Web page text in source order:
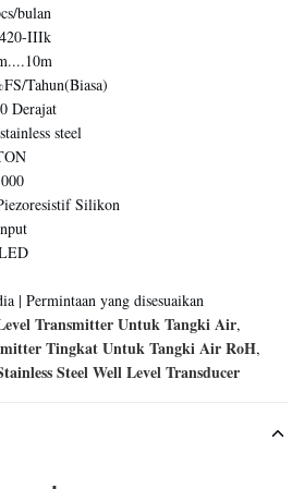
bulan
IIIk
Tahun(Biasa)
Derajat
steel
Silikon
| Permintaan yang disesuaikan
Transmitter Untuk Tangki Air,
Tingkat Untuk Tangki Air RoH,
Steel Well Level Transducer